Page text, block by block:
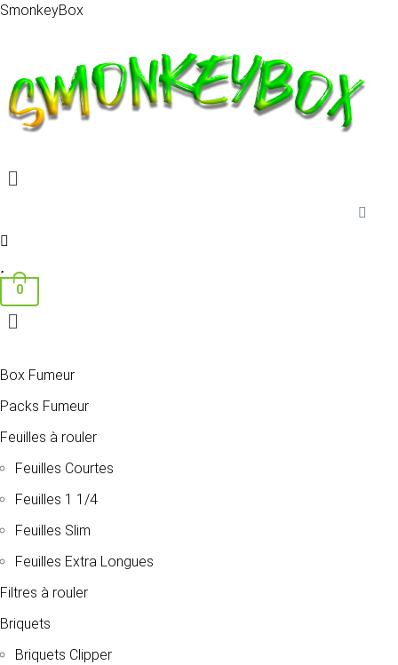
SmonkeyBox
Menu
0
Menu
Box Fumeur
Packs Fumeur
Feuilles à rouler
Feuilles Courtes
Feuilles 1 1/4
Feuilles Slim
Feuilles Extra Longues
Filtres à rouler
Briquets
Briquets Clipper